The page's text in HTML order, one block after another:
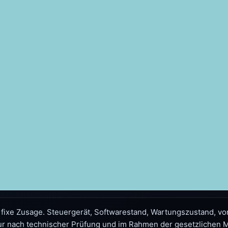
Zusage. Steuergerät, Softwarestand, Wartungszustand,
nach technischer Prüfung und im Rahmen der gesetzlichen